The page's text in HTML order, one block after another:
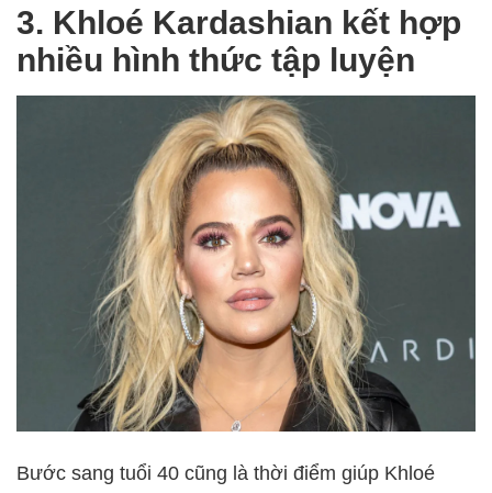
3. Khloé Kardashian kết hợp
nhiều hình thức tập luyện
Bước sang tuổi 40 cũng là thời điểm giúp Khloé